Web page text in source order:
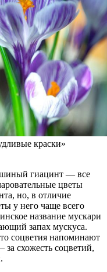
краски»
гиацинт — все
цветы
но, в отличие
у него чаще всего
название мускари
запах мускуса.
соцветия напоминают
схожесть соцветий,